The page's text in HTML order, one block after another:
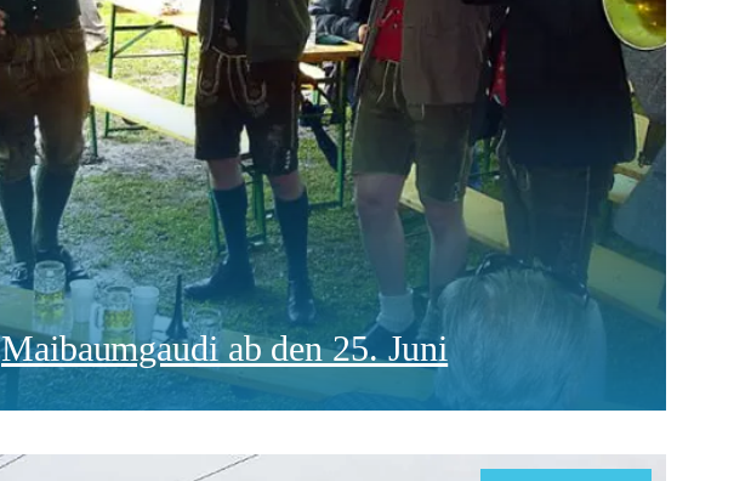
Maibaumgaudi ab den 25. Juni